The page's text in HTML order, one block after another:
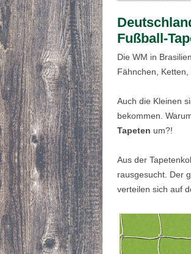
Fußball-
Die WM in
Fähnchen,
Auch die Kleinen
bekommen.
Tapeten um?!
Aus der
rausgesucht. Der
verteilen sich auf